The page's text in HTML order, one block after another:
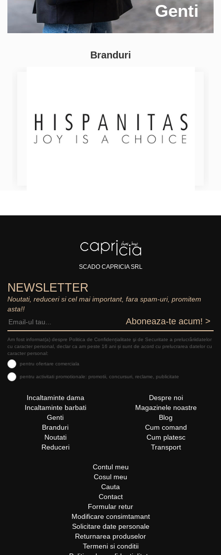
Genti
Branduri
SCADO CAPRICIA SRL
NEWSLETTER
Noutati, reduceri si cel mai important, fara spam-uri, promitem
asta!!
Aboneaza-te acum! >
Am fost informat(a) despre Politica de Confidențialitate şi de Securitate a prelucrăriidatelor
cu caracter personal, declar ca am peste 16 ani și sunt de acord cu prelucrarea datelor cu
caracter personal:
pentru ofertare comerciala
pentru activitati promotionale: promotii, concursuri, reclame, publicitate
Incaltaminte dama
Incaltaminte barbati
Genti
Branduri
Noutati
Reduceri
Despre noi
Magazinele noastre
Blog
Cum comand
Cum platesc
Transport
Contul meu
Cosul meu
Cauta
Contact
Formular retur
Modificare consimtamant
Solicitare date personale
Returnarea produselor
Termeni si conditii